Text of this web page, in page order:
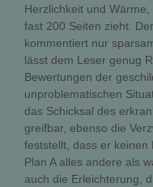
Herzlichkeit und
fast 200 Seiten zieht.
kommentiert nur
lässt dem Leser genug
Bewertungen der
unproblematischen
das Schicksal des
greifbar, ebenso die
feststellt, dass er keinen
Plan A alles andere als
auch die Erleichterung,